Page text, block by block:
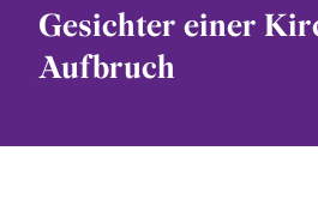
Gesichter einer
Aufbruch